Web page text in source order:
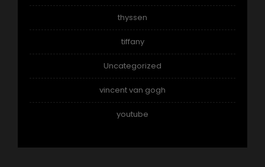
thyssen
tiffany
Uncategorized
vincent van gogh
youtube